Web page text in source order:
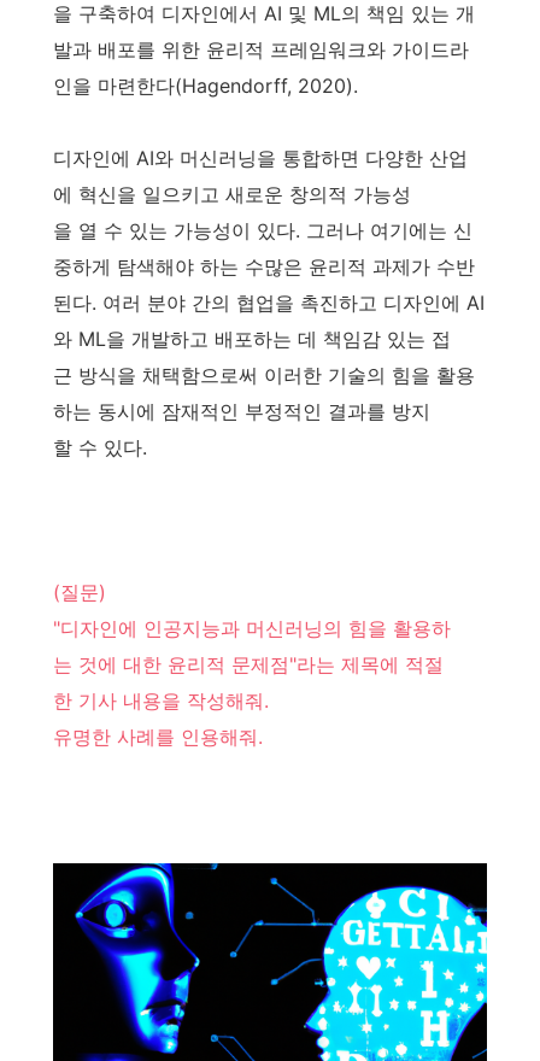
을 구축하여 디자인에서 AI 및 ML의 책임 있는 개
발과 배포를 위한 윤리적 프레임워크와 가이드라
인을 마련한다(Hagendorff, 2020).
디자인에 AI와 머신러닝을 통합하면 다양한 산업
에 혁신을 일으키고 새로운 창의적 가능성
을 열 수 있는 가능성이 있다. 그러나 여기에는 신
중하게 탐색해야 하는 수많은 윤리적 과제가 수반
된다. 여러 분야 간의 협업을 촉진하고 디자인에 AI
와 ML을 개발하고 배포하는 데 책임감 있는 접
근 방식을 채택함으로써 이러한 기술의 힘을 활용
하는 동시에 잠재적인 부정적인 결과를 방지
할 수 있다.
(질문)
"디자인에 인공지능과 머신러닝의 힘을 활용하
는 것에 대한 윤리적 문제점"라는 제목에 적절
한 기사 내용을 작성해줘.
유명한 사례를 인용해줘.